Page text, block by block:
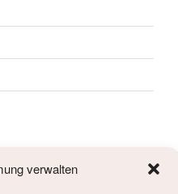
verwalten